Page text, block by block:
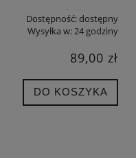
Dostępność:dostępny
Wysyłka w:24 godziny
89,00 zł
DO KOSZYKA